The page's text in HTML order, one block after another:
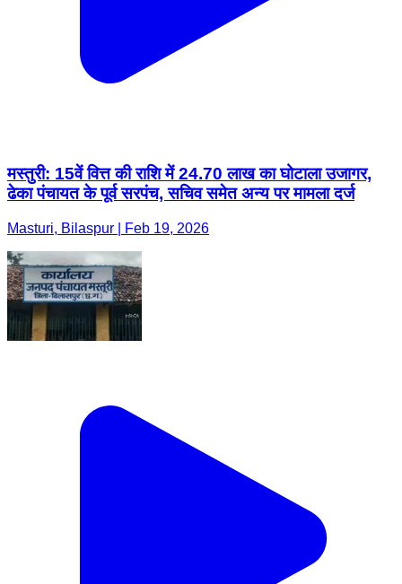
मस्तुरी: 15वें वित्त की राशि में 24.70 लाख का घोटाला उजागर,
ढेका पंचायत के पूर्व सरपंच, सचिव समेत अन्य पर मामला दर्ज
Masturi, Bilaspur | Feb 19, 2026